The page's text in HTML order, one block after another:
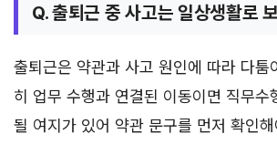
Q. 출퇴근 중 사고는 일상생활로
출퇴근은 약관과 사고 원인에 따라 다툼
히 업무 수행과 연결된 이동이면 직무수
될 여지가 있어 약관 문구를 먼저 확인